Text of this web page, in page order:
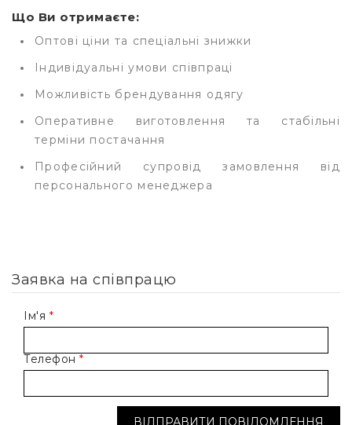
Що Ви отримаєте:
Оптові ціни та спеціальні знижки
Індивідуальні умови співпраці
Можливість брендування одягу
Оперативне виготовлення та стабільні
терміни постачання
Професійний супровід замовлення від
персонального менеджера
Заявка на співпрацю
Ім'я *
Телефон *